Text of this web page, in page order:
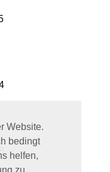
Website.
bedingt
helfen,